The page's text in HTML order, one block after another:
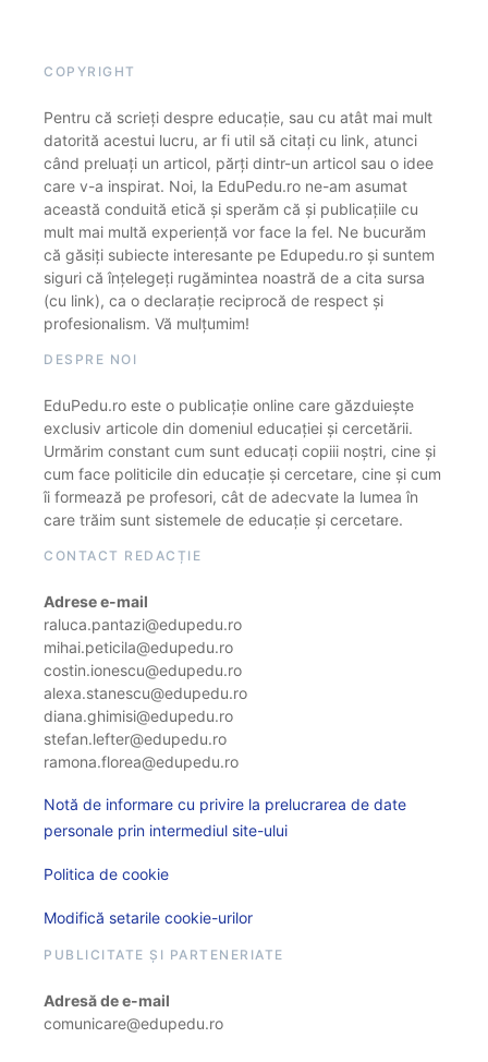
COPYRIGHT
Pentru că scrieți despre educație, sau cu atât mai mult
datorită acestui lucru, ar fi util să citați cu link, atunci
când preluați un articol, părți dintr-un articol sau o idee
care v-a inspirat. Noi, la EduPedu.ro ne-am asumat
această conduită etică și sperăm că și publicațiile cu
mult mai multă experiență vor face la fel. Ne bucurăm
că găsiți subiecte interesante pe Edupedu.ro și suntem
siguri că înțelegeți rugămintea noastră de a cita sursa
(cu link), ca o declarație reciprocă de respect și
profesionalism. Vă mulțumim!
DESPRE NOI
EduPedu.ro este o publicație online care găzduiește
exclusiv articole din domeniul educației și cercetării.
Urmărim constant cum sunt educați copiii noștri, cine și
cum face politicile din educație și cercetare, cine și cum
îi formează pe profesori, cât de adecvate la lumea în
care trăim sunt sistemele de educație și cercetare.
CONTACT REDACȚIE
Adrese e-mail
raluca.pantazi@edupedu.ro
mihai.peticila@edupedu.ro
costin.ionescu@edupedu.ro
alexa.stanescu@edupedu.ro
diana.ghimisi@edupedu.ro
stefan.lefter@edupedu.ro
ramona.florea@edupedu.ro
Notă de informare cu privire la prelucrarea de date
personale prin intermediul site-ului
Politica de cookie
Modifică setarile cookie-urilor
PUBLICITATE ȘI PARTENERIATE
Adresă de e-mail
comunicare@edupedu.ro